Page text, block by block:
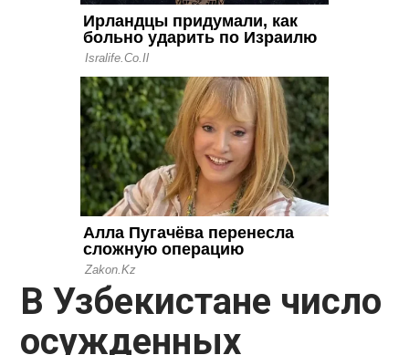
В Узбекистане число
осужденных